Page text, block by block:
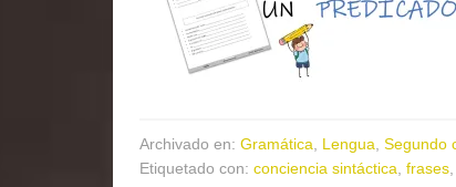
Archivado en: Gramática Lengua Segundo
Etiquetado con: conciencia sintáctica frases